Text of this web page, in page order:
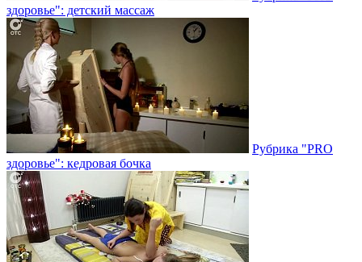
здоровье": детский массаж
Рубрика "PRO
здоровье": кедровая бочка